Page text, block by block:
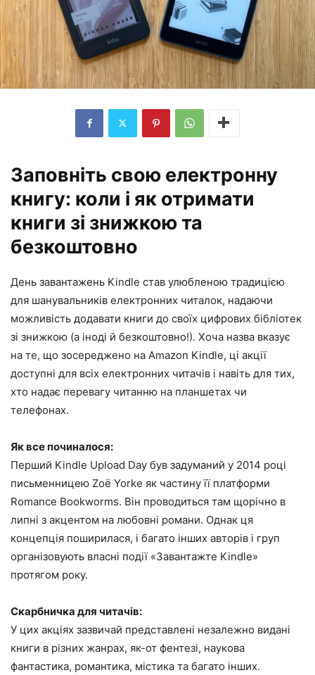
Заповніть свою електронну
книгу: коли і як отримати
книги зі знижкою та
безкоштовно
День завантажень Kindle став улюбленою традицією
для шанувальників електронних читалок, надаючи
можливість додавати книги до своїх цифрових бібліотек
зі знижкою (а іноді й безкоштовно!). Хоча назва вказує
на те, що зосереджено на Amazon Kindle, ці акції
доступні для всіх електронних читачів і навіть для тих,
хто надає перевагу читанню на планшетах чи
телефонах.
Як все починалося:
Перший Kindle Upload Day був задуманий у 2014 році
письменницею Zoë Yorke як частину її платформи
Romance Bookworms. Він проводиться там щорічно в
липні з акцентом на любовні романи. Однак ця
концепція поширилася, і багато інших авторів і груп
організовують власні події «Завантажте Kindle»
протягом року.
Скарбничка для читачів:
У цих акціях зазвичай представлені незалежно видані
книги в різних жанрах, як-от фентезі, наукова
фантастика, романтика, містика та багато інших.